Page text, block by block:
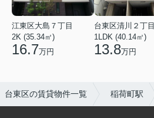
江東区大島７丁目
2K (35.34㎡)
16.7万円
台東区清川２丁目
1LDK (40.14㎡)
13.8万円
台東区の賃貸物件一覧 稲荷町駅